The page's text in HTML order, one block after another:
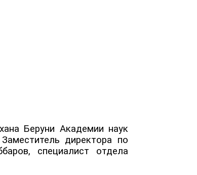
Беруни Академии наук
директора по
специалист отдела